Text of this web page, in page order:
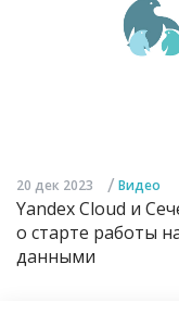
20 дек 2023 / Видео
Yandex Cloud и
о старте работы
данными